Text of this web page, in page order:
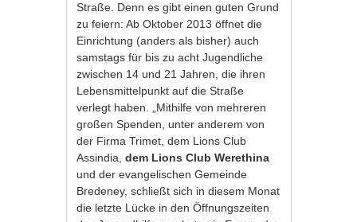
Straße. Denn es gibt einen guten Grund
zu feiern: Ab Oktober 2013 öffnet die
Einrichtung (anders als bisher) auch
samstags für bis zu acht Jugendliche
zwischen 14 und 21 Jahren, die ihren
Lebensmittelpunkt auf die Straße
verlegt haben. „Mithilfe von mehreren
großen Spenden, unter anderem von
der Firma Trimet, dem Lions Club
Assindia, dem Lions Club Werethina
und der evangelischen Gemeinde
Bredeney, schließt sich in diesem Monat
die letzte Lücke in den Öffnungszeiten